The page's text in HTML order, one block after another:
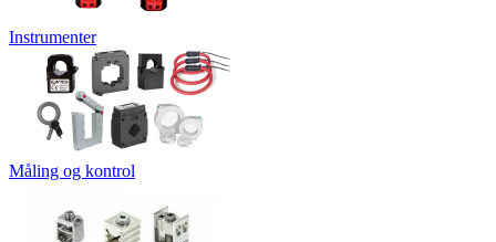
Instrumenter
Måling og kontrol